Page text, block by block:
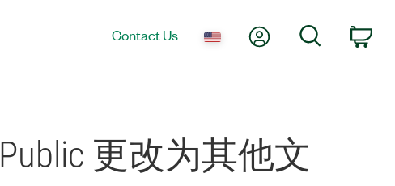
Contact Us My AccountSearch
更改为其他文